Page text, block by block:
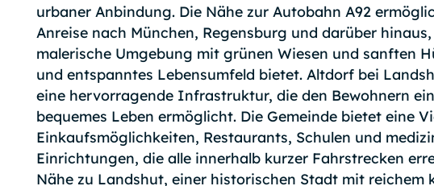
urbaner Anbindung. Die Nähe zur Autobahn A92
Anreise nach München, Regensburg und darüber
malerische Umgebung mit grünen Wiesen und sanften
und entspanntes Lebensumfeld bietet. Altdorf bei
eine hervorragende Infrastruktur, die den Bewohnern
bequemes Leben ermöglicht. Die Gemeinde bietet eine
Einkaufsmöglichkeiten, Restaurants, Schulen und
Einrichtungen, die alle innerhalb kurzer Fahrstrecken
Nähe zu Landshut, einer historischen Stadt mit reichem